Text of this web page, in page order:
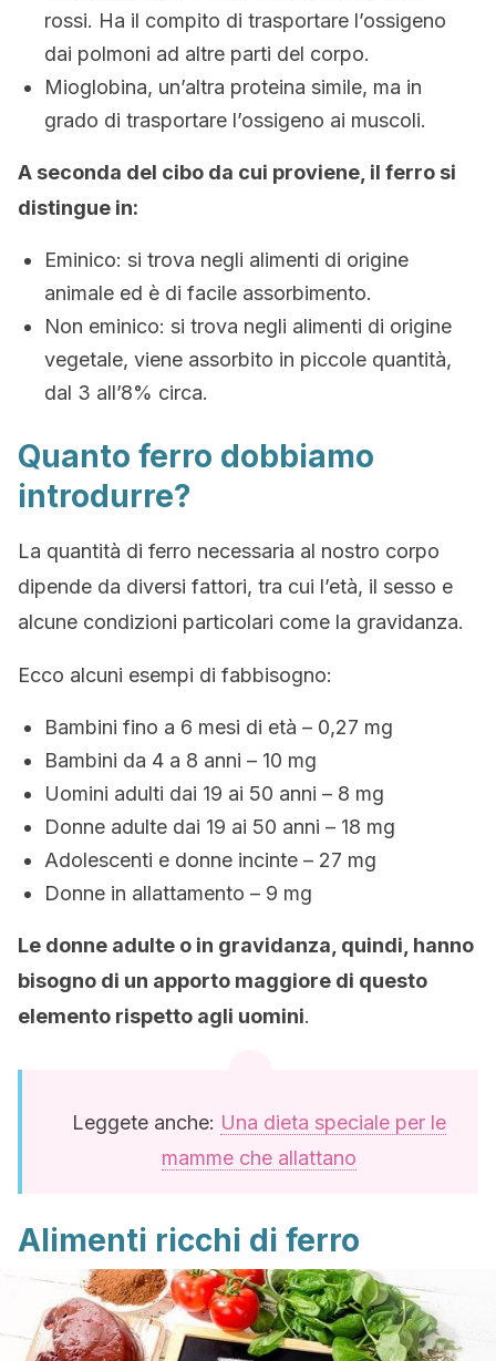
rossi. Ha il compito di trasportare l’ossigeno
dai polmoni ad altre parti del corpo.
Mioglobina, un’altra proteina simile, ma in
grado di trasportare l’ossigeno ai muscoli.
A seconda del cibo da cui proviene, il ferro si
distingue in:
Eminico: si trova negli alimenti di origine
animale ed è di facile assorbimento.
Non eminico: si trova negli alimenti di origine
vegetale, viene assorbito in piccole quantità,
dal 3 all’8% circa.
Quanto ferro dobbiamo
introdurre?
La quantità di ferro necessaria al nostro corpo
dipende da diversi fattori, tra cui l’età, il sesso e
alcune condizioni particolari come la gravidanza.
Ecco alcuni esempi di fabbisogno:
Bambini fino a 6 mesi di età – 0,27 mg
Bambini da 4 a 8 anni – 10 mg
Uomini adulti dai 19 ai 50 anni – 8 mg
Donne adulte dai 19 ai 50 anni – 18 mg
Adolescenti e donne incinte – 27 mg
Donne in allattamento – 9 mg
Le donne adulte o in gravidanza, quindi, hanno
bisogno di un apporto maggiore di questo
elemento rispetto agli uomini.
Leggete anche: Una dieta speciale per le
mamme che allattano
Alimenti ricchi di ferro